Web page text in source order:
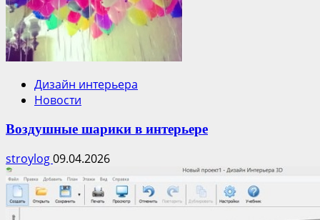
Дизайн интерьера
Новости
Воздушные шарики в интерьере
stroylog09.04.2026